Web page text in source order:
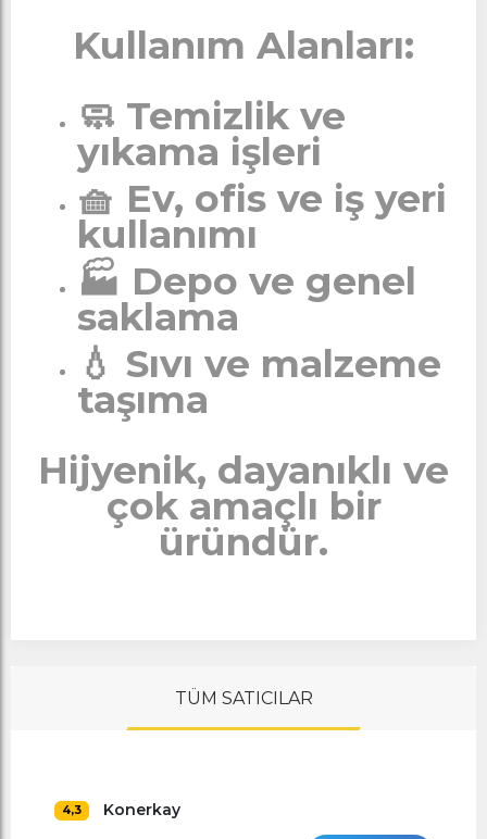
Kullanım Alanları:
🧼 Temizlik ve
yıkama işleri
🧺 Ev, ofis ve iş yeri
kullanımı
🏭 Depo ve genel
saklama
💧 Sıvı ve malzeme
taşıma
Hijyenik, dayanıklı ve
çok amaçlı bir
üründür.
TÜM SATICILAR
4,3 Konerkay